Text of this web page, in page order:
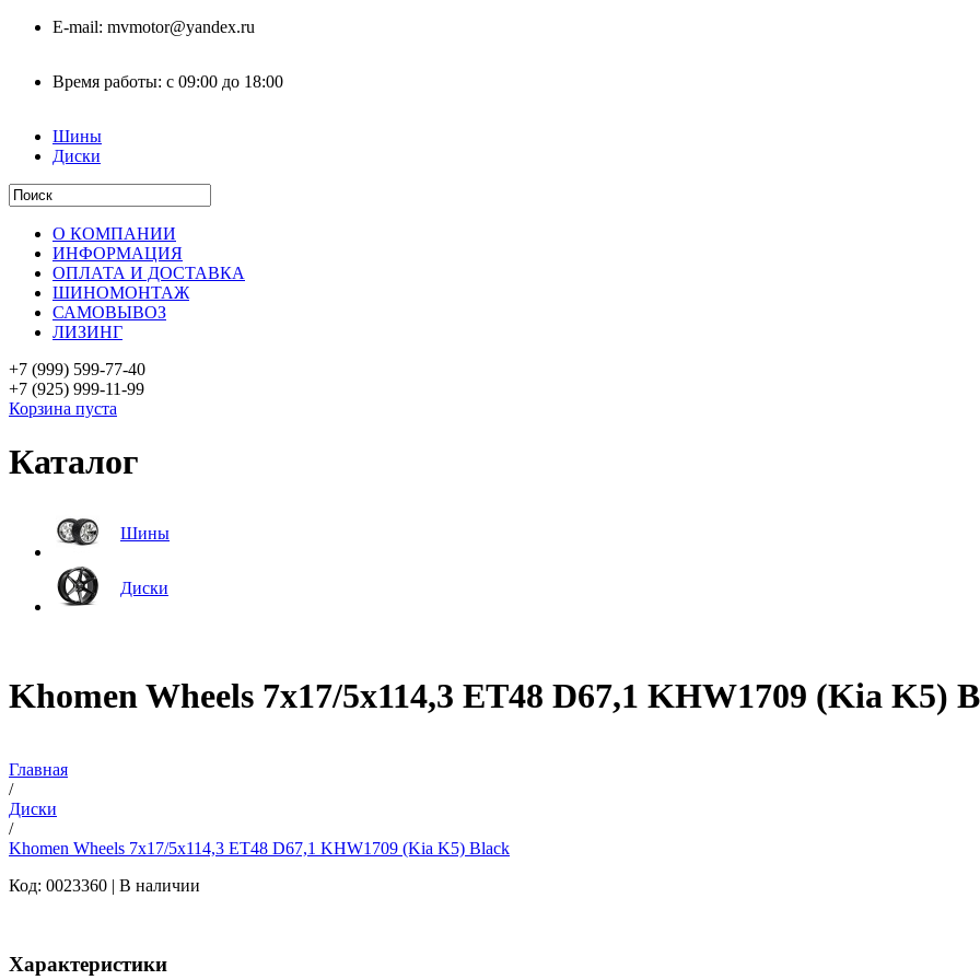
E-mail: mvmotor@yandex.ru
Время работы: с 09:00 до 18:00
Шины
Диски
О КОМПАНИИ
ИНФОРМАЦИЯ
ОПЛАТА И ДОСТАВКА
ШИНОМОНТАЖ
САМОВЫВОЗ
ЛИЗИНГ
+7 (999) 599-77-40
+7 (925) 999-11-99
Корзина пуста
Каталог
Шины
Диски
Khomen Wheels 7x17/5x114,3 ET48 D67,1 KHW1709 (Kia K5)
Главная
/
Диски
/
Khomen Wheels 7x17/5x114,3 ET48 D67,1 KHW1709 (Kia K5) Black
Код: 0023360 | В наличии
Характеристики